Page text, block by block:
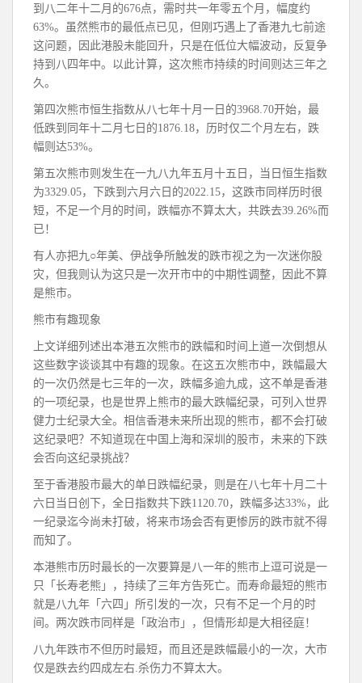
到八二年十二月的676点，需时共一年零五个月，幅度约
63%。虽然熊市的最低点已见，但刚巧遇上了香港九七前途
这问题，因此港股未能回升，只是在低位大幅波动，反复争
持到八四年中。以此计算，这次熊市持续的时间则达三年之
久。
第四次熊市恒生指数从八七年十月一日的3968.70开始，最
低跌到同年十二月七日的1876.18，历时仅二个月左右，跌
幅则达53%。
第五次熊市则发生在一九八九年五月十五日，当日恒生指数
为3329.05，下跌到六月六日的2022.15，这跌市同样历时很
短，不足一个月的时间，跌幅亦不算太大，共跌去39.26%而
已！
有人亦把九○年美、伊战争所触发的跌市视之为一次迷你股
灾，但我则认为这只是一次开市中的中期性调整，因此不算
是熊市。
熊市有趣现象
上文详细列述出本港五次熊市的跌幅和时间上道一次倒想从
这些数字谈谈其中有趣的现象。在这五次熊市中，跌幅最大
的一次仍然是七三年的一次，跌幅多逾九成，这不单是香港
的一项纪录，也是世界上熊市的最大跌幅纪录，可列入世界
健力士纪录大全。相信香港未来所出现的熊市，都不会打破
这纪录吧？不知道现在中国上海和深圳的股市，未来的下跌
会否向这纪录挑战？
至于香港股市最大的单日跌幅纪录，则是在八七年十月二十
六日当日创下，全日指数共下跌1120.70，跌幅多达33%，此
一纪录迄今尚未打破，将来市场会否有更惨厉的跌市就不得
而知了。
本港熊市历时最长的一次要算是八一年的熊市上逗可说是一
只「长寿老熊」，持续了三年方告死亡。而寿命最短的熊市
就是八九年「六四」所引发的一次，只有不足一个月的时
间。两次跌市同样是「政治市」，但情形却是大相径庭！
八九年跌市不但历时最短，而且还是跌幅最小的一次，大市
仅是跌去约四成左右.杀伤力不算太大。